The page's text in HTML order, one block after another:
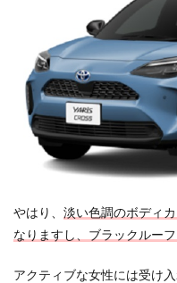
やはり、 淡い色調のボディ
なりますし、ブラックルー
アクティブな女性には受け